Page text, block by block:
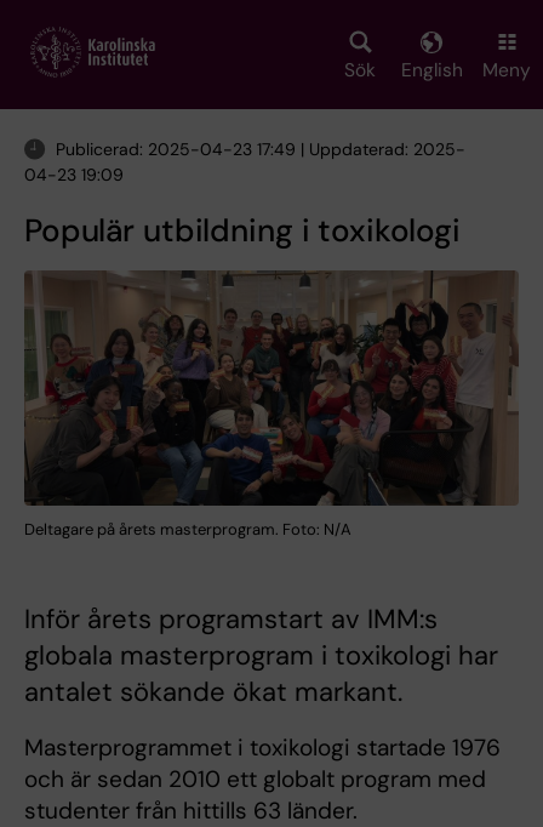
main
Sök English Meny
Publicerad: 2025-04-23 17:49 | Uppdaterad: 2025-
04-23 19:09
Populär utbildning i toxikologi
Deltagare på årets masterprogram. Foto: N/A
Inför årets programstart av IMM:s
globala masterprogram i toxikologi har
antalet sökande ökat markant.
Masterprogrammet i toxikologi startade 1976
och är sedan 2010 ett globalt program med
studenter från hittills 63 länder.